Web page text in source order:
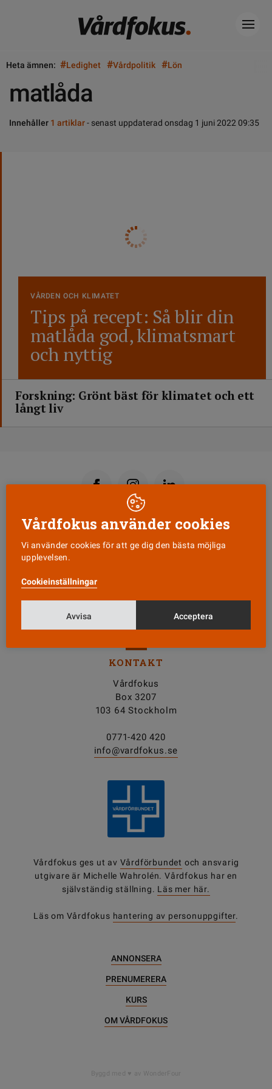
Heta ämnen: #Ledighet #Vårdpolitik #Lön
matlåda
Innehåller 1 artiklar- senast uppdaterad onsdag 1 juni 2022 09:35
VÅRDEN OCH KLIMATET
Tips på recept: Så blir din
matlåda god, klimatsmart
och nyttig
Forskning: Grönt bäst för klimatet och ett
långt liv
KONTAKT
Vårdfokus
Box 3207
103 64 Stockholm
0771-420 420
info@vardfokus.se
Vårdfokus ges ut av Vårdförbundet och ansvarig
utgivare är Michelle Wahrolén. Vårdfokus har en
självständig ställning. Läs mer här.
Läs om Vårdfokus hantering av personuppgifter.
ANNONSERA
PRENUMERERA
KURS
OM VÅRDFOKUS
Byggd med av WonderFour
Vårdfokus använder cookies
Vi använder cookies för att ge dig den bästa möjliga
upplevelsen.
Cookieinställningar
Avvisa Acceptera